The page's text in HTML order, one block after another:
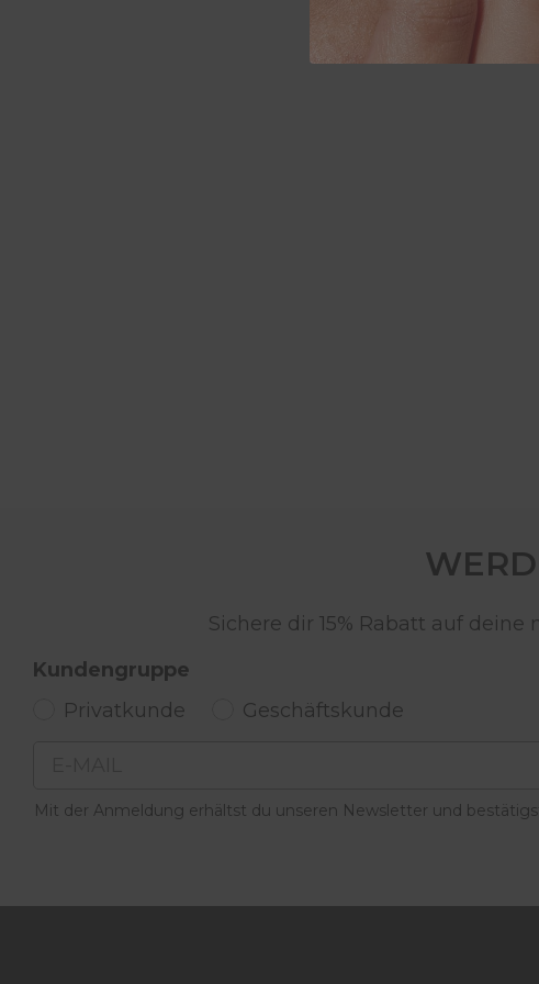
Sichere dir 15% Rabatt auf
Kundengruppe
Privatkunde
Geschäftskunde
Mit der Anmeldung erhältst du unseren Newsletter und